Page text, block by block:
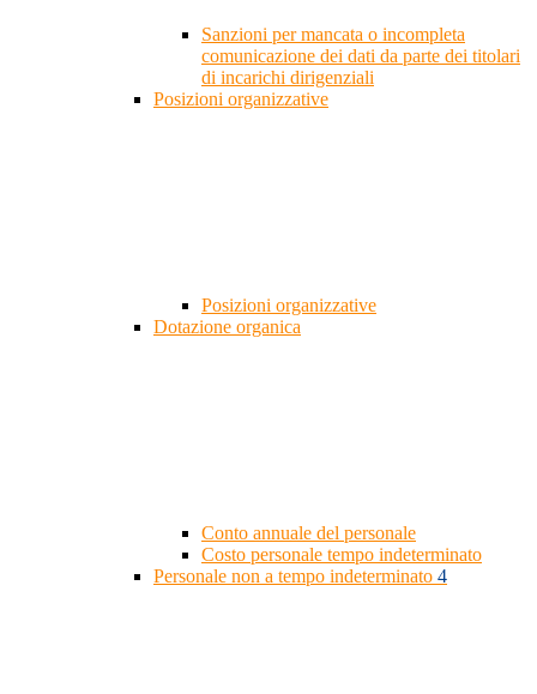
Sanzioni per mancata o incompleta
comunicazione dei dati da parte dei titolari
di incarichi dirigenziali
Posizioni organizzative
Posizioni organizzative
Dotazione organica
Conto annuale del personale
Costo personale tempo indeterminato
Personale non a tempo indeterminato 4